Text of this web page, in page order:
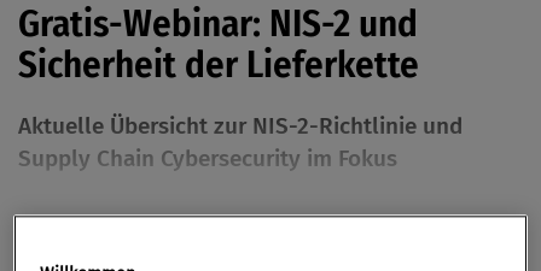
Gratis-Webinar: NIS-2 und
Sicherheit der Lieferkette
Aktuelle Übersicht zur NIS-2-Richtlinie und
Supply Chain Cybersecurity im Fokus